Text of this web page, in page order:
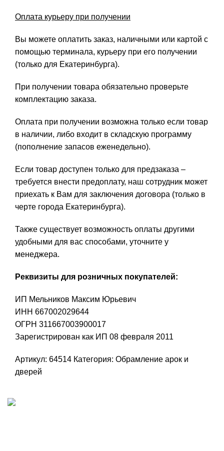
Оплата курьеру при получении
Вы можете оплатить заказ, наличными или картой с
помощью терминала, курьеру при его получении
(только для Екатеринбурга).
При получении товара обязательно проверьте
комплектацию заказа.
Оплата при получении возможна только если товар
в наличии, либо входит в складскую программу
(пополнение запасов еженедельно).
Если товар доступен только для предзаказа –
требуется внести предоплату, наш сотрудник может
приехать к Вам для заключения договора (только в
черте города Екатеринбурга).
Также существует возможность оплаты другими
удобными для вас способами, уточните у
менеджера.
Реквизиты для розничных покупателей:
ИП Мельников Максим Юрьевич
ИНН 667002029644
ОГРН 311667003900017
Зарегистрирован как ИП 08 февраля 2011
Артикул: 64514 Категория: Обрамление арок и
дверей